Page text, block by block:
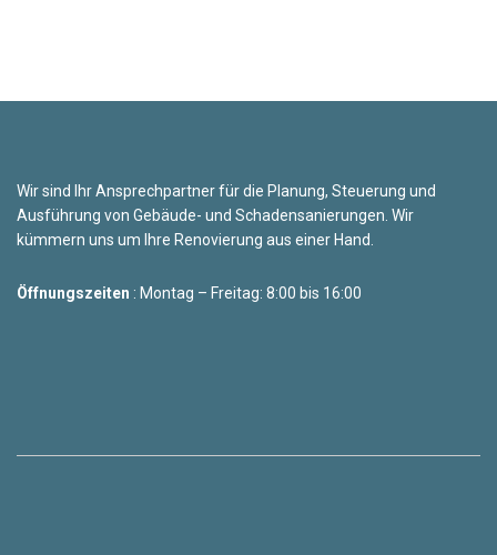
Wir sind Ihr Ansprechpartner für die Planung, Steuerung und
Ausführung von Gebäude- und Schadensanierungen. Wir
kümmern uns um Ihre Renovierung aus einer Hand.
Öffnungszeiten : Montag – Freitag: 8:00 bis 16:00